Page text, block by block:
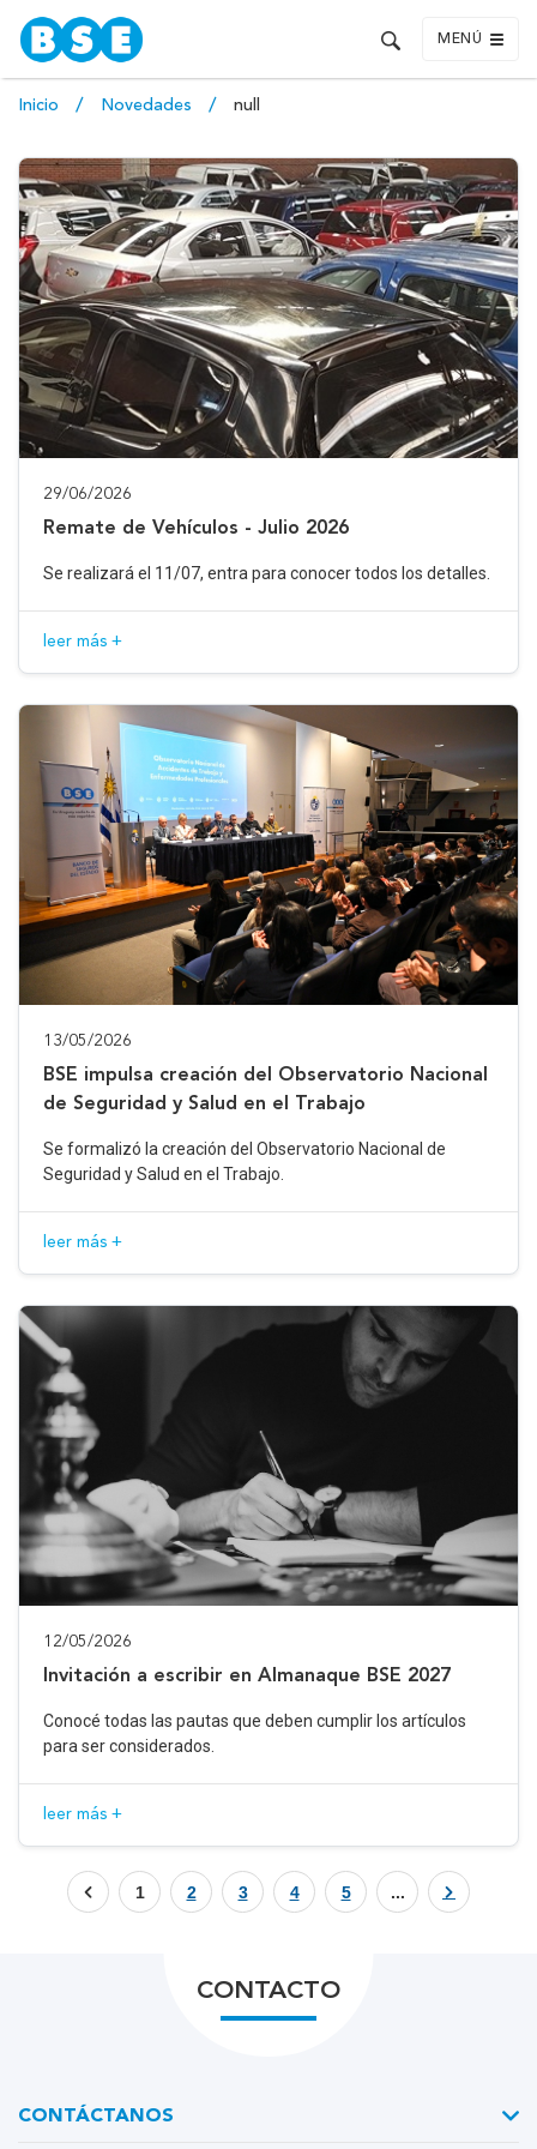
MENÚ
Inicio Novedades null
29/06/2026
Remate de Vehículos - Julio 2026
Se realizará el 11/07, entra para conocer todos los detalles.
leer más +
13/05/2026
BSE impulsa creación del Observatorio Nacional
de Seguridad y Salud en el Trabajo
Se formalizó la creación del Observatorio Nacional de
Seguridad y Salud en el Trabajo.
leer más +
12/05/2026
Invitación a escribir en Almanaque BSE 2027
Conocé todas las pautas que deben cumplir los artículos
para ser considerados.
leer más +
1 2 3 4 5 ...
CONTACTO
CONTÁCTANOS